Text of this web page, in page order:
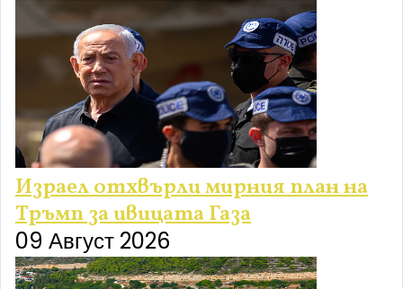
Израел отхвърли мирния план на
Тръмп за ивицата Газа
09 Август 2026